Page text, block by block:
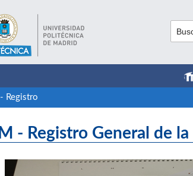
Registro
- Registro General de la